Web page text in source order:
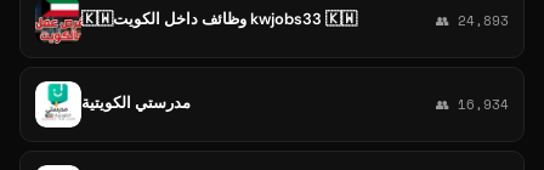
🇰🇼وظائف داخل الكويت kwjobs33 🇰🇼 👥 24,893
مدرستي الكويتية 👥 16,934